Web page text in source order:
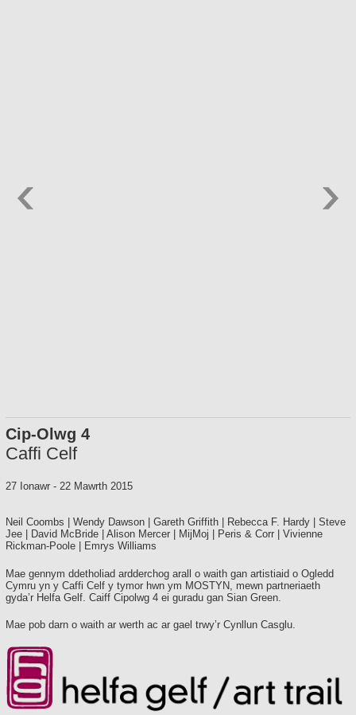
Cip-Olwg 4
Caffi Celf
27 Ionawr - 22 Mawrth 2015
Neil Coombs | Wendy Dawson | Gareth Griffith | Rebecca F. Hardy | Steve
Jee | David McBride | Alison Mercer | MijMoj | Peris & Corr | Vivienne
Rickman-Poole | Emrys Williams
Mae gennym ddetholiad ardderchog arall o waith gan artistiaid o Ogledd
Cymru yn y Caffi Celf y tymor hwn ym MOSTYN, mewn partneriaeth
gyda’r Helfa Gelf. Caiff Cipolwg 4 ei guradu gan Sian Green.
Mae pob darn o waith ar werth ac ar gael trwy’r Cynllun Casglu.